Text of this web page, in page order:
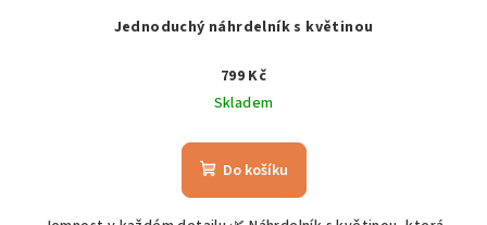
Jednoduchý náhrdelník s květinou
799 Kč
Skladem
Do košíku